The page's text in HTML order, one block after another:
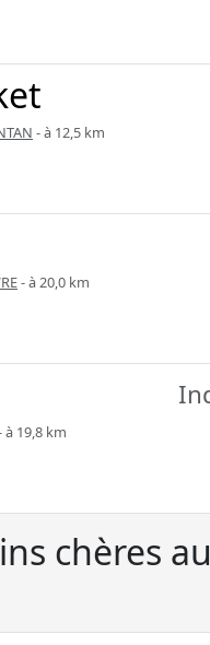
- à 12,5 km
- à 20,0 km
à 19,8 km
chères